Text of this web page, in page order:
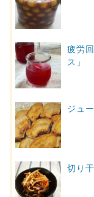
疲労
ス」
ジュ
切り